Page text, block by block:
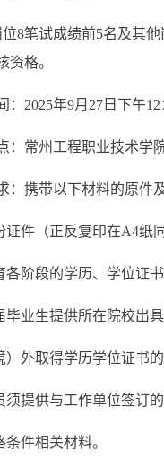
位8笔试成绩前5名及其
资格。
：2025年9月27日下午12
：常州工程职业技术学
：携带以下材料的原件
证件（正反复印在A4纸
各阶段的学历、学位证书
毕业生提供所在院校出
）外取得学历学位证书
须提供与工作单位签订
条件相关材料。